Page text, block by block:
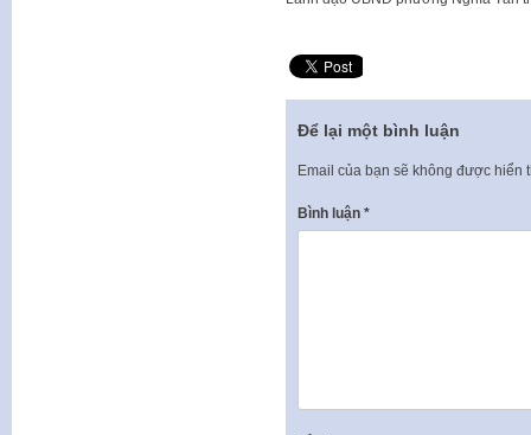
Để lại một bình luận
Email của bạn sẽ không được hiển
Bình luận *